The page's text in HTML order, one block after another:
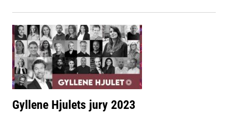
Gyllene Hjulets jury 2023